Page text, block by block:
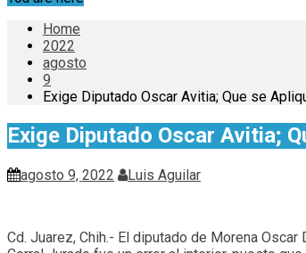
Home
2022
agosto
9
Exige Diputado Oscar Avitia; Que se
Exige Diputado Oscar Avitia;
agosto 9, 2022 Luis Aguilar
Cd. Juarez, Chih.- El diputado de Morena